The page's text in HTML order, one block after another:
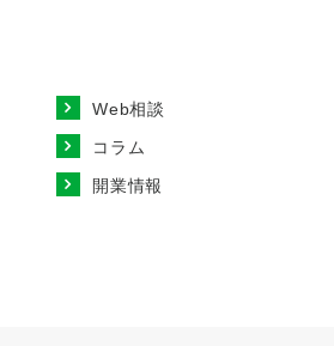
Web相談
コラム
開業情報